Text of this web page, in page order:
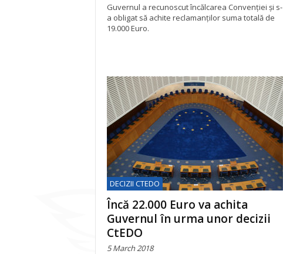
Guvernul a recunoscut încălcarea Convenției și s-
a obligat să achite reclamanților suma totală de
19.000 Euro.
DECIZII CTEDO
Încă 22.000 Euro va achita
Guvernul în urma unor decizii
CtEDO
5 March 2018